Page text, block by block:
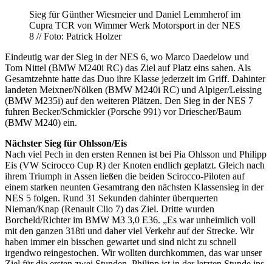
Sieg für Günther Wiesmeier und Daniel Lemmherof im
Cupra TCR von Wimmer Werk Motorsport in der NES
8 // Foto: Patrick Holzer
Eindeutig war der Sieg in der NES 6, wo Marco Daedelow und
Tom Nittel (BMW M240i RC) das Ziel auf Platz eins sahen. Als
Gesamtzehnte hatte das Duo ihre Klasse jederzeit im Griff. Dahinter
landeten Meixner/Nölken (BMW M240i RC) und Alpiger/Leissing
(BMW M235i) auf den weiteren Plätzen. Den Sieg in der NES 7
fuhren Becker/Schmickler (Porsche 991) vor Driescher/Baum
(BMW M240) ein.
Nächster Sieg für Ohlsson/Eis
Nach viel Pech in den ersten Rennen ist bei Pia Ohlsson und Philipp
Eis (VW Scirocco Cup R) der Knoten endlich geplatzt. Gleich nach
ihrem Triumph in Assen ließen die beiden Scirocco-Piloten auf
einem starken neunten Gesamtrang den nächsten Klassensieg in der
NES 5 folgen. Rund 31 Sekunden dahinter überquerten
Nieman/Knap (Renault Clio 7) das Ziel. Dritte wurden
Borcheld/Richter im BMW M3 3,0 E36. „Es war unheimlich voll
mit den ganzen 318ti und daher viel Verkehr auf der Strecke. Wir
haben immer ein bisschen gewartet und sind nicht zu schnell
irgendwo reingestochen. Wir wollten durchkommen, das war unser